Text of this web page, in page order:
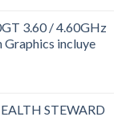
3.60 / 4.60GHz
incluye
STEWARD